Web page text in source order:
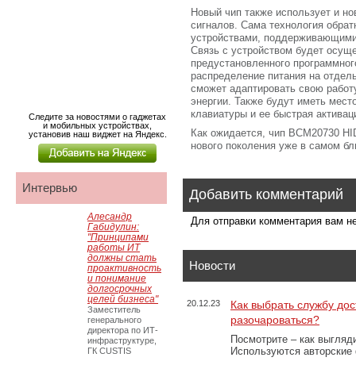
Новый чип также использует и
сигналов. Сама технология
устройствами,
Связь с устройством будет
предустановленного
распределение питания на
сможет адаптировать свою
энергии. Также будут иметь
клавиатуры и ее быстрая
Как ожидается, чип BCM20730
нового поколения уже в самом
Добавить комментарий
Для отправки комментария вам
Новости
20.12.23
Как выбрать службу
разочароваться?
Посмотрите – как
Используются
Следите за новостями о гаджетах
и мобильных устройствах,
установив наш виджет на Яндекс.
Интервью
Алесандр
Габидулин:
"Принципами
работы ИТ
должны стать
проактивность
и понимание
долгосрочных
целей бизнеса"
Заместитель
генерального
директора по ИТ-
инфраструктуре,
ГК CUSTIS